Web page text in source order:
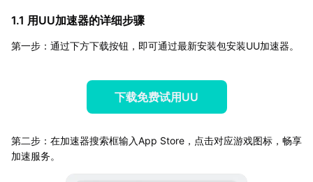
1.1 用UU加速器的详细步骤
第一步：通过下方下载按钮，即可通过最新安装包安装UU加速器。
下载免费试用UU
第二步：在加速器搜索框输入App Store，点击对应游戏图标，畅享
加速服务。